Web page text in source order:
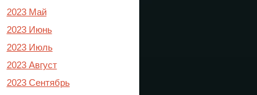
2023 Май
2023 Июнь
2023 Июль
2023 Август
2023 Сентябрь